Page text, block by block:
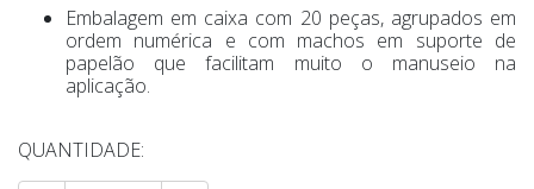
Embalagem em caixa com 20 peças, agrupados em
ordem numérica e com machos em suporte de
papelão que facilitam muito o manuseio na
aplicação.
QUANTIDADE: